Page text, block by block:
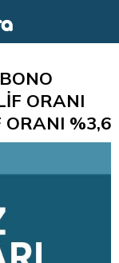
ORANI
ORANI %3,6